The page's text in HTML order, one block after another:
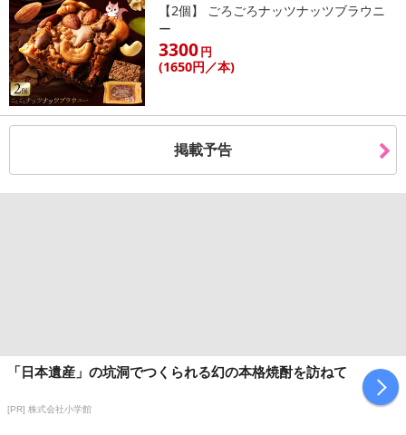
【2個】 ごろごろナッツナッツブラウニ
ー
3300円
(1650円 ／本)
掲載予告
「日本遺産」の坑洞でつくられる幻の本格焼酎を訪ねて
[PR] 株式会社小学館